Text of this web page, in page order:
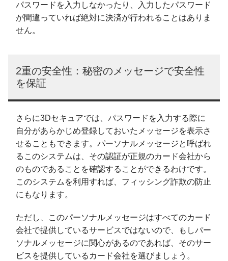
パスワードを入力しなかったり、入力したパスワード
が間違っていれば絶対に決済が行われることはありま
せん。
2重の安全性：秘密のメッセージで安全性
を保証
さらに3Dセキュアでは、パスワードを入力する際に
自分があらかじめ登録しておいたメッセージを表示さ
せることもできます。パーソナルメッセージと呼ばれ
るこのシステムは、その認証が正規のカード会社から
のものであることを確認することができるわけです。
このシステムを利用すれば、フィッシング詐欺の防止
にもなります。
ただし、このパーソナルメッセージはすべてのカード
会社で提供しているサービスではないので、もしパー
ソナルメッセージに関心があるのであれば、そのサー
ビスを提供しているカード会社を選びましょう。